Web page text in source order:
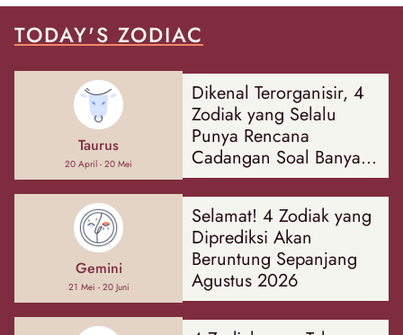
TODAY'S ZODIAC
Taurus
20 April - 20 Mei
Dikenal Terorganisir, 4
Zodiak yang Selalu
Punya Rencana
Cadangan Soal Banyak
Hal
Gemini
21 Mei - 20 Juni
Selamat! 4 Zodiak yang
Diprediksi Akan
Beruntung Sepanjang
Agustus 2026